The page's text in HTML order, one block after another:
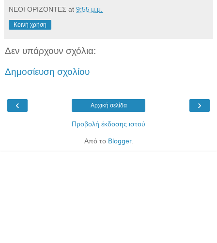
ΝΕΟΙ ΟΡΙΖΟΝΤΕΣ at 9:55 μ.μ.
Κοινή χρήση
Δεν υπάρχουν σχόλια:
Δημοσίευση σχολίου
‹ ›
Αρχική σελίδα
Προβολή έκδοσης ιστού
Από το Blogger.